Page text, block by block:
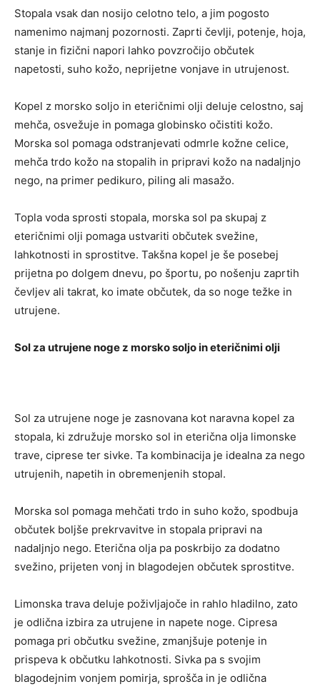
Stopala vsak dan nosijo celotno telo, a jim pogosto
namenimo najmanj pozornosti. Zaprti čevlji, potenje, hoja,
stanje in fizični napori lahko povzročijo občutek
napetosti, suho kožo, neprijetne vonjave in utrujenost.
Kopel z morsko soljo in eteričnimi olji deluje celostno, saj
mehča, osvežuje in pomaga globinsko očistiti kožo.
Morska sol pomaga odstranjevati odmrle kožne celice,
mehča trdo kožo na stopalih in pripravi kožo na nadaljnjo
nego, na primer pedikuro, piling ali masažo.
Topla voda sprosti stopala, morska sol pa skupaj z
eteričnimi olji pomaga ustvariti občutek svežine,
lahkotnosti in sprostitve. Takšna kopel je še posebej
prijetna po dolgem dnevu, po športu, po nošenju zaprtih
čevljev ali takrat, ko imate občutek, da so noge težke in
utrujene.
Sol za utrujene noge z morsko soljo in eteričnimi olji
Sol za utrujene noge je zasnovana kot naravna kopel za
stopala, ki združuje morsko sol in eterična olja limonske
trave, ciprese ter sivke. Ta kombinacija je idealna za nego
utrujenih, napetih in obremenjenih stopal.
Morska sol pomaga mehčati trdo in suho kožo, spodbuja
občutek boljše prekrvavitve in stopala pripravi na
nadaljnjo nego. Eterična olja pa poskrbijo za dodatno
svežino, prijeten vonj in blagodejen občutek sprostitve.
Limonska trava deluje poživljajoče in rahlo hladilno, zato
je odlična izbira za utrujene in napete noge. Cipresa
pomaga pri občutku svežine, zmanjšuje potenje in
prispeva k občutku lahkotnosti. Sivka pa s svojim
blagodejnim vonjem pomirja, sprošča in je odlična